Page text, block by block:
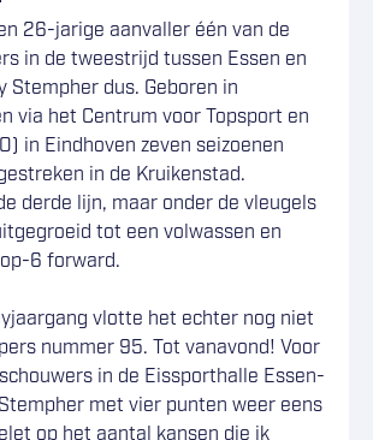
26-jarige aanvaller één van de
in de tweestrijd tussen Essen en
Stempher dus. Geboren in
via het Centrum voor Topsport en
in Eindhoven zeven seizoenen
in de Kruikenstad.
derde lijn, maar onder de vleugels
tot een volwassen en
6 forward.
vlotte het echter nog niet
nummer 95. Tot vanavond! Voor
in de Eissporthalle Essen-
met vier punten weer eens
op het aantal kansen die ik